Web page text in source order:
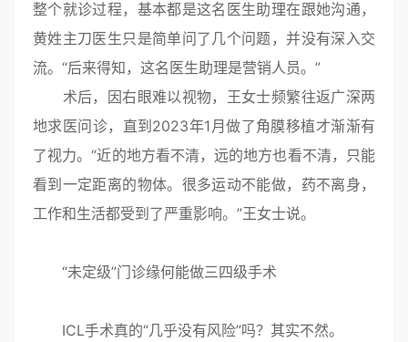
整个就诊过程，基本都是这名医生助理在跟她沟通，
黄姓主刀医生只是简单问了几个问题，并没有深入交
流。“后来得知，这名医生助理是营销人员。”
术后，因右眼难以视物，王女士频繁往返广深两
地求医问诊，直到2023年1月做了角膜移植才渐渐有
了视力。“近的地方看不清，远的地方也看不清，只能
看到一定距离的物体。很多运动不能做，药不离身，
工作和生活都受到了严重影响。”王女士说。
“未定级”门诊缘何能做三四级手术
ICL手术真的“几乎没有风险”吗？其实不然。